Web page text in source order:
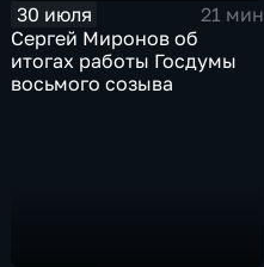
30 июля
21 мин
Сергей Миронов об
итогах работы Госдумы
восьмого созыва